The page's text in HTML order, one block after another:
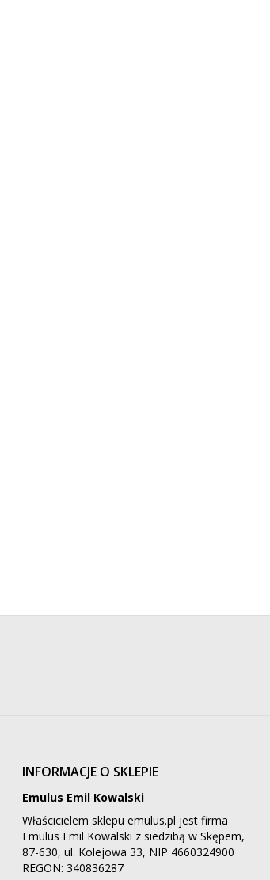
INFORMACJE O SKLEPIE
Emulus Emil Kowalski
Właścicielem sklepu emulus.pl jest firma
Emulus Emil Kowalski z siedzibą w Skępem,
87-630, ul. Kolejowa 33, NIP 4660324900
REGON: 340836287